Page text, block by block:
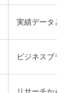
実績データと
ビジネスブラ